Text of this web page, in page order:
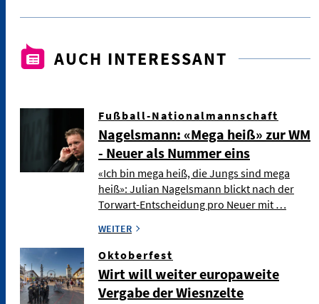
AUCH INTERESSANT
Fußball-Nationalmannschaft
Nagelsmann: «Mega heiß» zur WM
- Neuer als Nummer eins
«Ich bin mega heiß, die Jungs sind mega
heiß»: Julian Nagelsmann blickt nach der
Torwart-Entscheidung pro Neuer mit …
WEITER
Oktoberfest
Wirt will weiter europaweite
Vergabe der Wiesnzelte